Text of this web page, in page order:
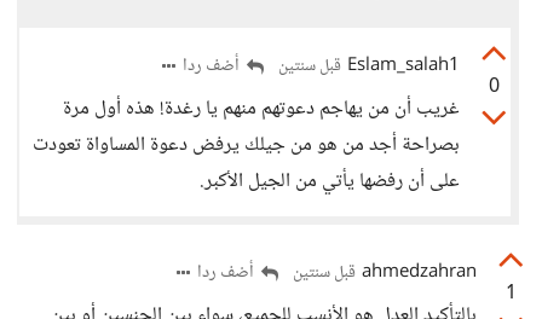
0
Eslam_salah1 قبل سنتين أضف ردا
غريب أن من يهاجم دعوتهم منهم يا رغدة! هذه أول مرة
بصراحة أجد من هو من جيلك يرفض دعوة المساواة تعودت
على أن رفضها يأتي من الجيل الأكبر.
1
ahmedzahran قبل سنتين أضف ردا